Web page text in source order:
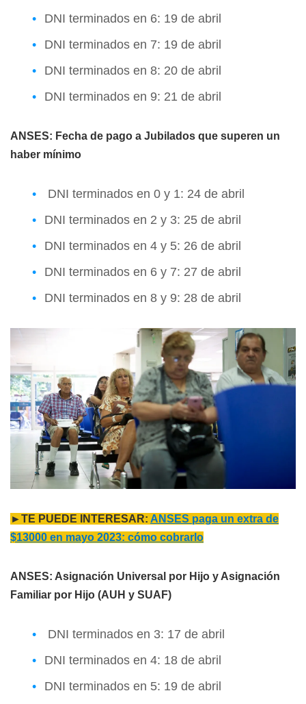
DNI terminados en 6: 19 de abril
DNI terminados en 7: 19 de abril
DNI terminados en 8: 20 de abril
DNI terminados en 9: 21 de abril
ANSES: Fecha de pago a Jubilados que superen un
haber mínimo
DNI terminados en 0 y 1: 24 de abril
DNI terminados en 2 y 3: 25 de abril
DNI terminados en 4 y 5: 26 de abril
DNI terminados en 6 y 7: 27 de abril
DNI terminados en 8 y 9: 28 de abril
►TE PUEDE INTERESAR: ANSES paga un extra de
$13000 en mayo 2023: cómo cobrarlo
ANSES: Asignación Universal por Hijo y Asignación
Familiar por Hijo (AUH y SUAF)
DNI terminados en 3: 17 de abril
DNI terminados en 4: 18 de abril
DNI terminados en 5: 19 de abril